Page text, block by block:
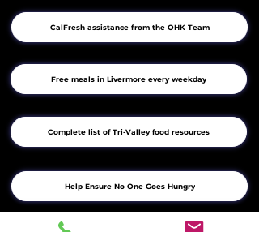
CalFresh assistance from the OHK Team
Free meals in Livermore every weekday
Complete list of Tri-Valley food resources
Help Ensure No One Goes Hungry